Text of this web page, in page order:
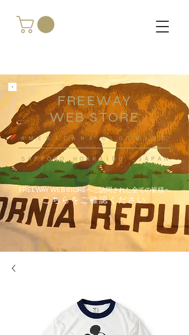
FREEWAY
WEB STORE
​ＡＭＥＲＩＣＡＮＡ ＣＬＯＴＨＩＮＧ
ＳＡＰＰＯＲＯ ＨＯＫＫＡＩＤＯ ，ＪＡＰＡＮ
FREEWAY WEB STOREへご訪問された全ての皆様へ
こちらをご確認ください